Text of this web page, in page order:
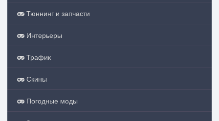
Тюннинг и запчасти
Интерьеры
Трафик
Скины
Погодные моды